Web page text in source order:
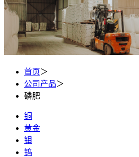
首页＞
公司产品＞
磷肥
铜
黄金
钼
钨